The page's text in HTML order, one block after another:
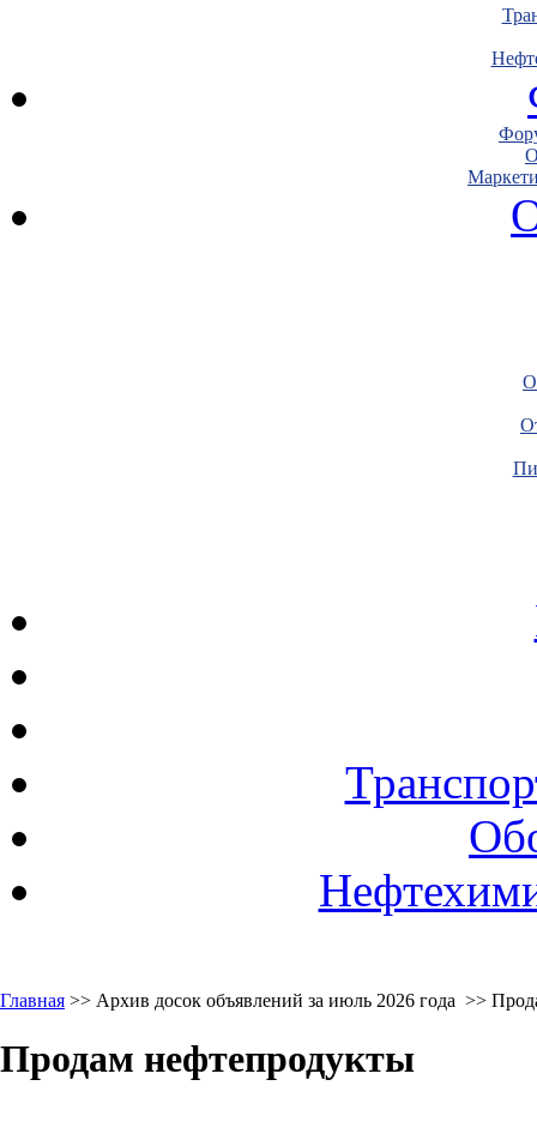
Главная >> Архив досок объявлений за июль 2026 года >>
Продам нефтепродукты